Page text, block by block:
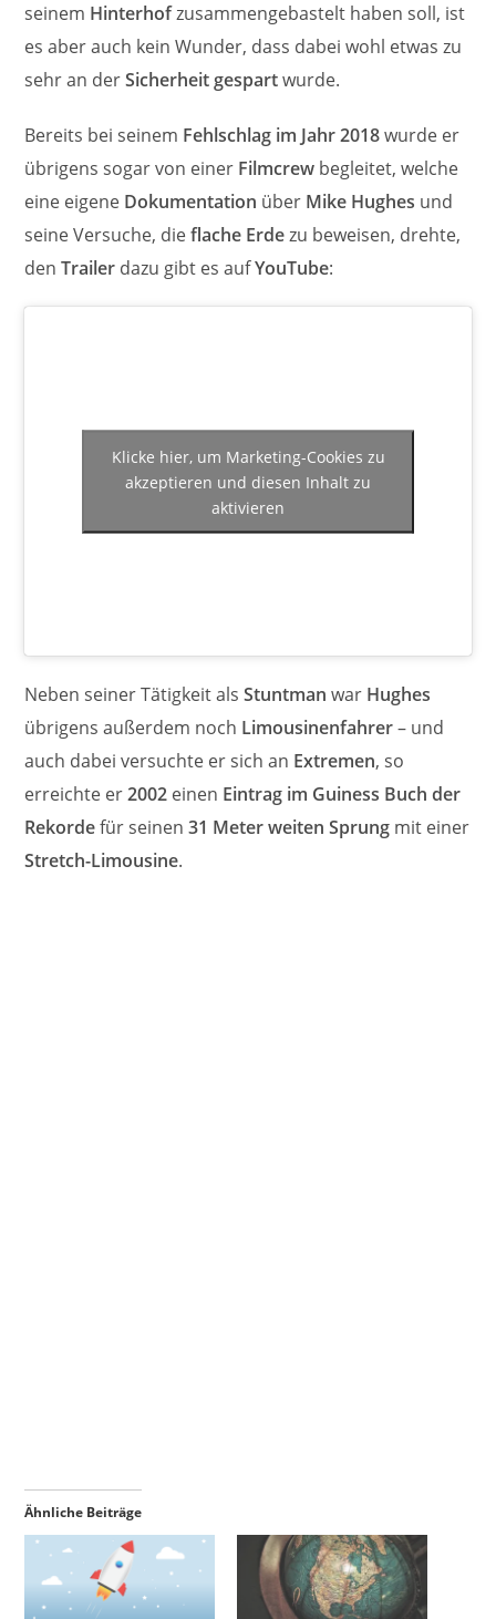
seinem Hinterhofzusammengebastelt haben soll, ist
es aber auch kein Wunder, dass dabei wohl etwas zu
sehr an derSicherheit gespartwurde.
Bereits bei seinem Fehlschlag im Jahr 2018wurde er
übrigens sogar von einer Filmcrew begleitet, welche
eine eigene Dokumentation über Mike Hughes und
seine Versuche, dieflache Erdezu beweisen, drehte,
denTrailer dazu gibt es aufYouTube:
Klicke hier, um Marketing-Cookies zu
akzeptieren und diesen Inhalt zu
aktivieren
Neben seiner Tätigkeit alsStuntman war Hughes
übrigens außerdem noch Limousinenfahrer– und
auch dabei versuchte er sich an Extremen, so
erreichte er2002 einen Eintrag im Guiness Buch der
Rekordefür seinen31 Meter weiten Sprung mit einer
Stretch-Limousine.
Ähnliche Beiträge